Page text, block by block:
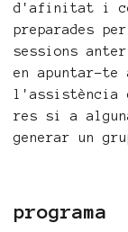
d'afinitat i
preparades
sessions
en apuntar-te
l'assistència
res si a
generar un
programa